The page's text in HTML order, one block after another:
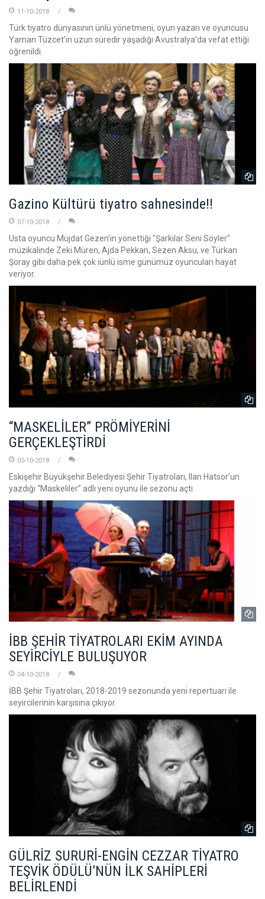
11-10-2018
Türk tiyatro dünyasının ünlü yönetmeni, oyun yazarı ve oyuncusu
Yaman Tüzcet’in uzun süredir yaşadığı Avustralya’da vefat ettiği
öğrenildi.
Gazino Kültürü tiyatro sahnesinde!!
07-10-2018
Usta oyuncu Müjdat Gezen'in yönettiği "Şarkılar Seni Söyler"
müzikalinde Zeki Müren, Ajda Pekkan, Sezen Aksu, ve Türkan
Şoray gibi daha pek çok iünlü isme günümüz oyuncuları hayat
veriyor.
“MASKELİLER” PRÖMİYERİNİ
GERÇEKLEŞTİRDİ
05-10-2018
Eskişehir Büyükşehir Belediyesi Şehir Tiyatroları, Ilan Hatsor’un
yazdığı “Maskeliler” adlı yeni oyunu ile sezonu açtı.
İBB ŞEHİR TİYATROLARI EKİM AYINDA
SEYİRCİYLE BULUŞUYOR
04-10-2018
İBB Şehir Tiyatroları, 2018-2019 sezonunda yeni repertuarı ile
seyircilerinin karşısına çıkıyor.
GÜLRİZ SURURİ-ENGİN CEZZAR TİYATRO
TEŞVİK ÖDÜLÜ’NÜN İLK SAHİPLERİ
BELİRLENDİ